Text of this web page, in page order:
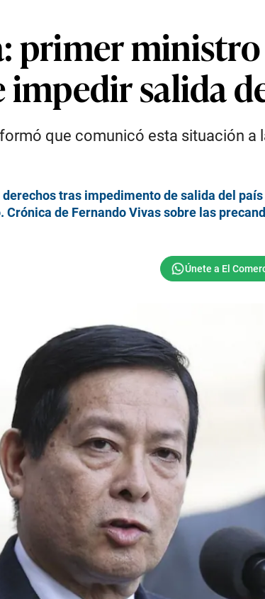
primer
salida
que comunicó esta situación a
tras impedimento de salida del país
Crónica de Fernando Vivas sobre las